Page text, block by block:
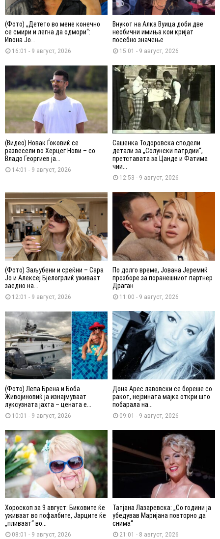
(Фото) „Детето во мене конечно
се смири и легна да одмори“:
Ивона Јо...
16:01 - 9 август, 2026
Внукот на Алка Вуица доби две
необични имиња кои кријат
посебно значење
15:01 - 9 август, 2026
(Видео) Новак Ѓоковиќ се
развесели во Херцег Нови – со
Владо Георгиев ја...
14:01 - 9 август, 2026
Сашенка Тодоровска сподели
детали за „Солунски патрдии“,
претставата за Цанде и Фатима
чии...
12:53 - 9 август, 2026
(Фото) Заљубени и среќни – Сара
Јо и Алексеј Бјелогрлиќ уживаат
заедно на...
12:01 - 9 август, 2026
По долго време, Јована Јеремиќ
прозборе за поранешниот партнер
Драган
11:00 - 9 август, 2026
(Фото) Лепа Брена и Боба
Живојиновиќ ја изнајмуваат
луксузната јахта – цената е...
10:01 - 9 август, 2026
Дона Арес лавовски се бореше со
ракот, нејзината мајка откри што
побарала на...
09:01 - 9 август, 2026
Хороскоп за 9 август: Биковите ќе
уживаат во пофалбите, Јарците ќе
„пливаат“ во...
08:01 - 9 август, 2026
Татјана Лазаревска: „Со години ја
убедував Маријана повторно да
снима“
21:01 - 8 август, 2026